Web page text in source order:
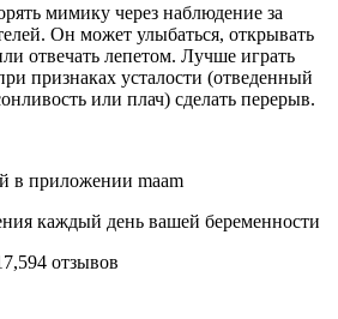
мимику через наблюдение за
Он может улыбаться, открывать
отвечать лепетом. Лучше играть
признаках усталости (отведенный
или плач) сделать перерыв.
в приложении maam
каждый день вашей беременности
отзывов